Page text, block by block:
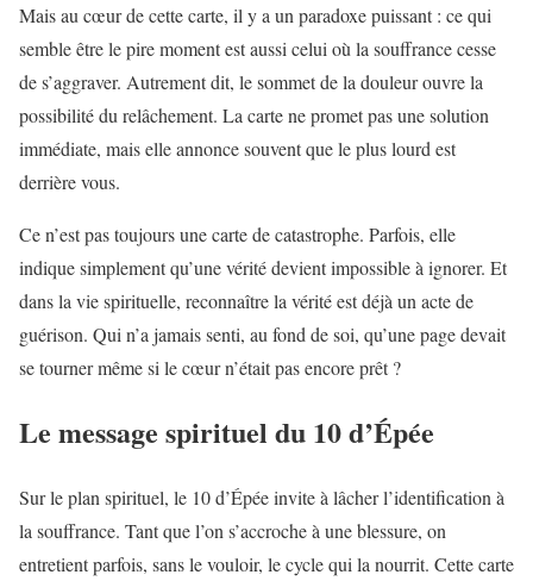
Mais au cœur de cette carte, il y a un paradoxe puissant : ce qui
semble être le pire moment est aussi celui où la souffrance cesse
de s’aggraver. Autrement dit, le sommet de la douleur ouvre la
possibilité du relâchement. La carte ne promet pas une solution
immédiate, mais elle annonce souvent que le plus lourd est
derrière vous.
Ce n’est pas toujours une carte de catastrophe. Parfois, elle
indique simplement qu’une vérité devient impossible à ignorer. Et
dans la vie spirituelle, reconnaître la vérité est déjà un acte de
guérison. Qui n’a jamais senti, au fond de soi, qu’une page devait
se tourner même si le cœur n’était pas encore prêt ?
Le message spirituel du 10 d’Épée
Sur le plan spirituel, le 10 d’Épée invite à lâcher l’identification à
la souffrance. Tant que l’on s’accroche à une blessure, on
entretient parfois, sans le vouloir, le cycle qui la nourrit. Cette carte